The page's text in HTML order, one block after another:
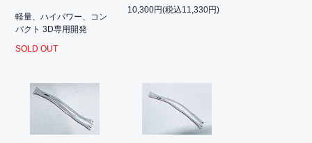
軽量、ハイパワー、コン
パクト 3D専用開発
SOLD OUT
10,300円(税込11,330円)